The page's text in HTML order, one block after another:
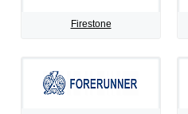
Firestone